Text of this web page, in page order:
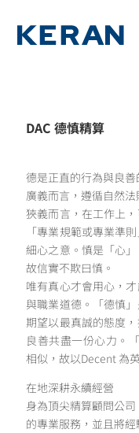
DAC 德慎精算
德是正直的行為與良善
廣義而言，遵循自然
狹義而言，在工作上
「專業規範或專業準則
細心之意。 慎是「心
故信實不欺曰慎。
唯有真心才會用心，
與職業道德。
「德慎
期望以最真誠的態度
良善共盡一份心力。
相似，故以Decent 為
在地深耕永續經營
身為頂尖精算顧問公
的專業服務，並且將